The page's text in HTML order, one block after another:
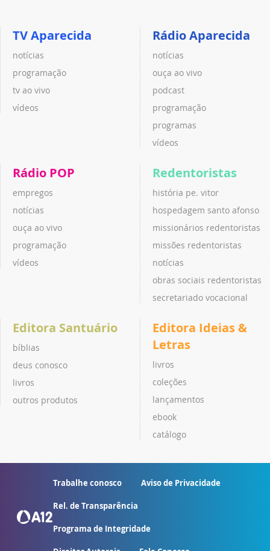
TV Aparecida
notícias
programação
tv ao vivo
vídeos
Rádio Aparecida
notícias
ouça ao vivo
podcast
programação
programas
vídeos
Rádio POP
empregos
notícias
ouça ao vivo
programação
vídeos
Redentoristas
história pe. vitor
hospedagem santo afonso
missionários redentoristas
missões redentoristas
notícias
obras sociais redentoristas
secretariado vocacional
Editora Santuário
bíblias
deus conosco
livros
outros produtos
Editora Ideias &
Letras
livros
coleções
lançamentos
ebook
catálogo
Trabalhe conosco Aviso de Privacidade
Rel. de Transparência
Programa de Integridade